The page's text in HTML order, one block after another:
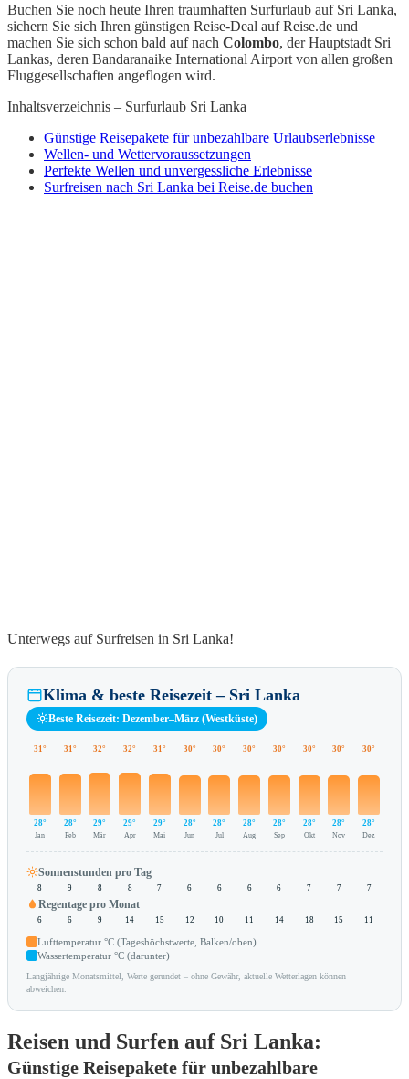
Buchen Sie noch heute Ihren traumhaften Surfurlaub auf Sri Lanka,
sichern Sie sich Ihren günstigen Reise-Deal auf Reise.de und
machen Sie sich schon bald auf nach Colombo, der Hauptstadt Sri
Lankas, deren Bandaranaike International Airport von allen großen
Fluggesellschaften angeflogen wird.
Inhaltsverzeichnis – Surfurlaub Sri Lanka
Günstige Reisepakete für unbezahlbare Urlaubserlebnisse
Wellen- und Wettervoraussetzungen
Perfekte Wellen und unvergessliche Erlebnisse
Surfreisen nach Sri Lanka bei Reise.de buchen
Unterwegs auf Surfreisen in Sri Lanka!
Klima & beste Reisezeit – Sri Lanka
Beste Reisezeit: Dezember–März (Westküste)
31°
28°
Jan
31°
28°
Feb
32°
29°
Mär
32°
29°
Apr
31°
29°
Mai
30°
28°
Jun
30°
28°
Jul
30°
28°
Aug
30°
28°
Sep
30°
28°
Okt
30°
28°
Nov
30°
28°
Dez
Sonnenstunden pro Tag
8 9 8 8 7 6 6 6 6 7 7 7
Regentage pro Monat
6 6 9 14 15 12 10 11 14 18 15 11
Lufttemperatur °C (Tageshöchstwerte, Balken/oben)
Wassertemperatur °C (darunter)
Langjährige Monatsmittel, Werte gerundet – ohne Gewähr, aktuelle Wetterlagen können
abweichen.
Reisen und Surfen auf Sri Lanka:
Günstige Reisepakete für unbezahlbare